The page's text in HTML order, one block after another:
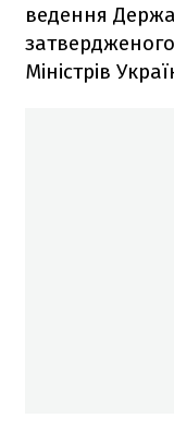
ведення
Міністрів